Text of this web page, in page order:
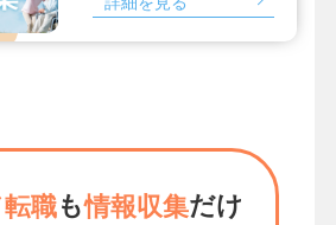
職も情報収集だけ